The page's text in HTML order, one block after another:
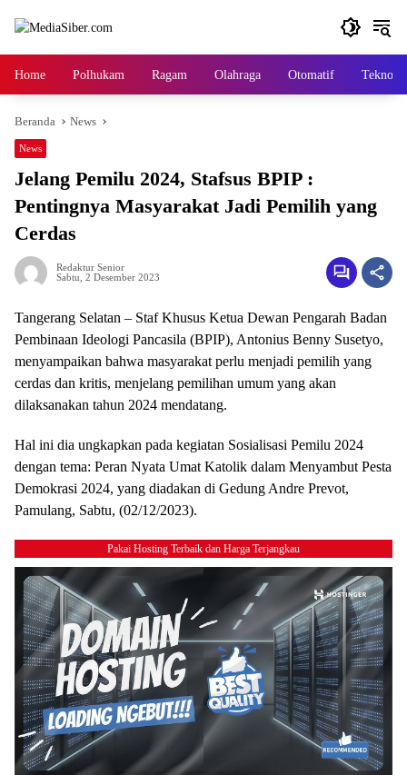
Home Polhukam Ragam Olahraga Otomatif Tekno
Beranda News
News
Jelang Pemilu 2024, Stafsus BPIP :
Pentingnya Masyarakat Jadi Pemilih yang
Cerdas
Redaktur Senior
Sabtu, 2 Desember 2023
Tangerang Selatan – Staf Khusus Ketua Dewan Pengarah Badan
Pembinaan Ideologi Pancasila (BPIP), Antonius Benny Susetyo,
menyampaikan bahwa masyarakat perlu menjadi pemilih yang
cerdas dan kritis, menjelang pemilihan umum yang akan
dilaksanakan tahun 2024 mendatang.
Hal ini dia ungkapkan pada kegiatan Sosialisasi Pemilu 2024
dengan tema: Peran Nyata Umat Katolik dalam Menyambut Pesta
Demokrasi 2024, yang diadakan di Gedung Andre Prevot,
Pamulang, Sabtu, (02/12/2023).
Pakai Hosting Terbaik dan Harga Terjangkau